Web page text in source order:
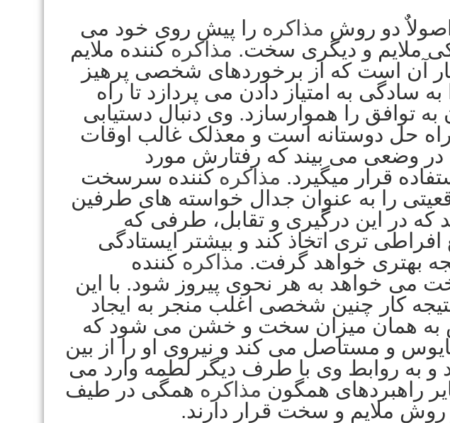
دو روش مذاکره را پیش روی خود می
یکی ملایم و دیگری سخت.مذاکرهکننده ملایم
آن است که از برخوردهای شخصی پرهیز
به سادگی به امتیاز دادن می پردازد تا راه
توافق را هموارسازد. وی دنبال دستیابی
حل دوستانه است و معذلک غالب اوقات
در وضعی می بیند که رفتارش مورد
قرار میگیرد. مذاکرهکننده سرسخت
را به عنوان جدال خواسته های طرفین
که در این درگیری و تقابل، طرفی که
تری اتخاذ کند و بیشتر ایستادگی
بهتری خواهد گرفت. مذاکره کننده
می خواهد به هر نحوی پیروز شود. با این
کار چنین شخصی اغلب منجر به ایجاد
به همان میزان سخت و خشن می شود که
و مستاصل می کند و نیروی او را از بین
و به روابط وی با طرف دیگر لطمه وارد می
راهبردهای همگونمذاکرههمگی در طیف
روش ملایم و سخت قرار دارند.